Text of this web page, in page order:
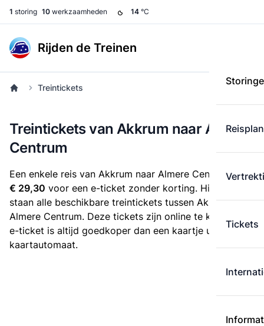
1 storing 10 werkzaamheden 14 °C
Rijden de Treinen
Tickets
Treintickets
Treintickets van Akkrum naar Almere
Centrum
Een enkele reis van Akkrum naar Almere Centrum kost
€ 29,30 voor een e-ticket zonder korting. Hieronder
staan alle beschikbare treintickets tussen Akkrum en
Almere Centrum. Deze tickets zijn online te koop. Een
e-ticket is altijd goedkoper dan een kaartje uit de
kaartautomaat.